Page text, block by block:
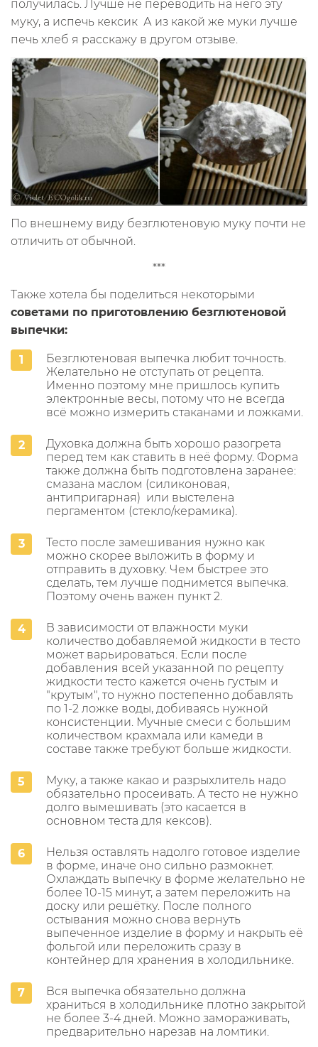
получилась. Лучше не переводить на него эту
муку, а испечь кексик А из какой же муки лучше
печь хлеб я расскажу в другом отзыве.
По внешнему виду безглютеновую муку почти не
отличить от обычной.
***
Также хотела бы поделиться некоторыми
советами по приготовлению безглютеновой
выпечки:
Безглютеновая выпечка любит точность.
Желательно не отступать от рецепта.
Именно поэтому мне пришлось купить
электронные весы, потому что не всегда
всё можно измерить стаканами и ложками.
Духовка должна быть хорошо разогрета
перед тем как ставить в неё форму. Форма
также должна быть подготовлена заранее:
смазана маслом (силиконовая,
антипригарная) или выстелена
пергаментом (стекло/керамика).
Тесто после замешивания нужно как
можно скорее выложить в форму и
отправить в духовку. Чем быстрее это
сделать, тем лучше поднимется выпечка.
Поэтому очень важен пункт 2.
В зависимости от влажности муки
количество добавляемой жидкости в тесто
может варьироваться. Если после
добавления всей указанной по рецепту
жидкости тесто кажется очень густым и
"крутым", то нужно постепенно добавлять
по 1-2 ложке воды, добиваясь нужной
консистенции. Мучные смеси с большим
количеством крахмала или камеди в
составе также требуют больше жидкости.
Муку, а также какао и разрыхлитель надо
обязательно просеивать. А тесто не нужно
долго вымешивать (это касается в
основном теста для кексов).
Нельзя оставлять надолго готовое изделие
в форме, иначе оно сильно размокнет.
Охлаждать выпечку в форме желательно не
более 10-15 минут, а затем переложить на
доску или решётку. После полного
остывания можно снова вернуть
выпеченное изделие в форму и накрыть её
фольгой или переложить сразу в
контейнер для хранения в холодильнике.
Вся выпечка обязательно должна
храниться в холодильнике плотно закрытой
не более 3-4 дней. Можно замораживать,
предварительно нарезав на ломтики.